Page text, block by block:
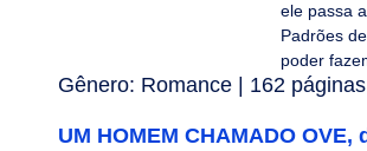
ele passa
Padrões
poder
Gênero: Romance | 162 páginas |
UM HOMEM CHAMADO